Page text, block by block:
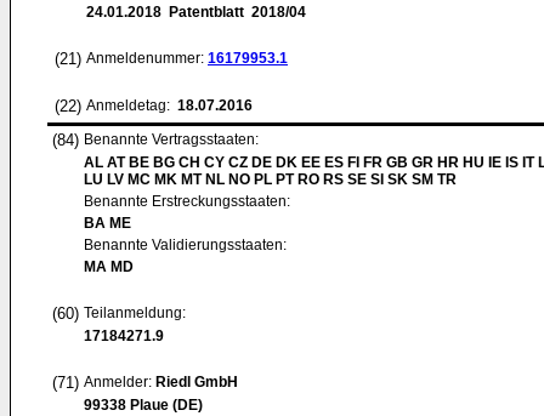
24.01.2018 Patentblatt 2018/04
(21) Anmeldenummer: 16179953.1
(22) Anmeldetag: 18.07.2016
(84) Benannte Vertragsstaaten:
AL AT BE BG CH CY CZ DE DK EE ES FI FR GB GR HR HU IE IS IT
LU LV MC MK MT NL NO PL PT RO RS SE SI SK SM TR
Benannte Erstreckungsstaaten:
BA ME
Benannte Validierungsstaaten:
MA MD
(60) Teilanmeldung:
17184271.9
(71) Anmelder: Riedl GmbH
99338 Plaue (DE)